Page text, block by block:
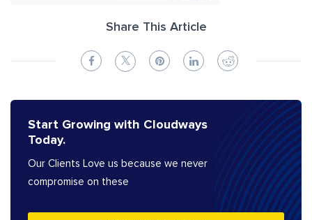
Share This Article
Start Growing with Cloudways
Today.
Our Clients Love us because we never
compromise on these